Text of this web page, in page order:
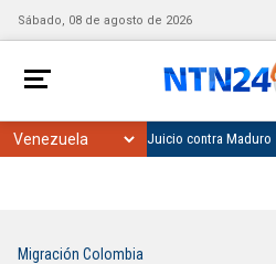
Sábado, 08 de agosto de 2026
Juicio contra Maduro
Migración Colombia